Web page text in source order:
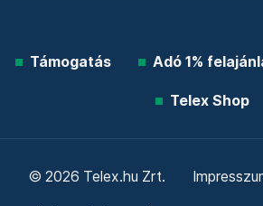
Támogatás Adó 1%
Telex Shop
© 2026 Telex.hu Zrt.